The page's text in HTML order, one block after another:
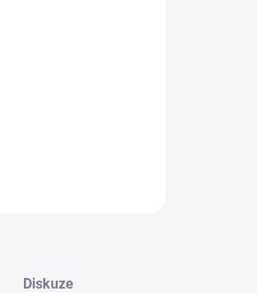
pro průmyslové
Diskuze